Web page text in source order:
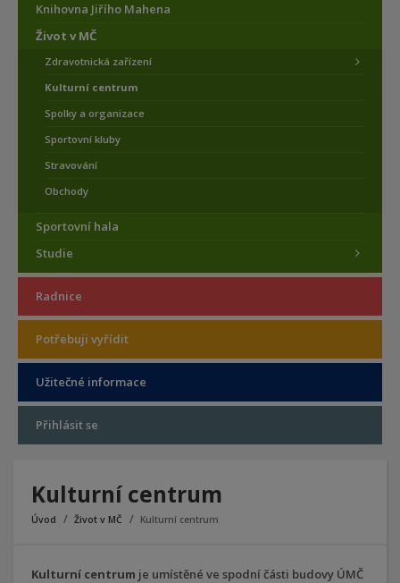
Knihovna Jiřího Mahena
Život v MČ
Zdravotnická zařízení
Kulturní centrum
Spolky a organizace
Sportovní kluby
Stravování
Obchody
Sportovní hala
Studie
Radnice
Potřebuji vyřídit
Užitečné informace
Přihlásit se
Kulturní centrum
Úvod Život v MČ Kulturní centrum
Kulturní centrum je umístěné ve spodní části budovy ÚMČ